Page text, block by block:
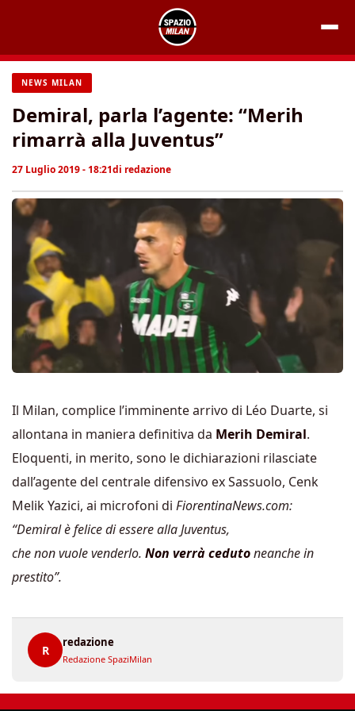
contenuto
NEWS MILAN
Demiral, parla l’agente: “Merih
rimarrà alla Juventus”
27 Luglio 2019 - 18:21di redazione
Il Milan, complice l’imminente arrivo di Léo Duarte, si
allontana in maniera definitiva da Merih Demiral.
Eloquenti, in merito, sono le dichiarazioni rilasciate
dall’agente del centrale difensivo ex Sassuolo, Cenk
Melik Yazici, ai microfoni di FiorentinaNews.com:
“Demiral è felice di essere alla Juventus,
che non vuole venderlo. Non verrà cedutoneanche in
prestito”.
R
redazione
Redazione SpaziMilan